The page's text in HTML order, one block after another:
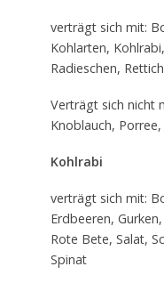
verträgt sich mit:
Kohlarten,
Radieschen,
Verträgt sich nicht
Knoblauch,
Kohlrabi
verträgt sich mit:
Erdbeeren,
Rote Bete, Salat,
Spinat